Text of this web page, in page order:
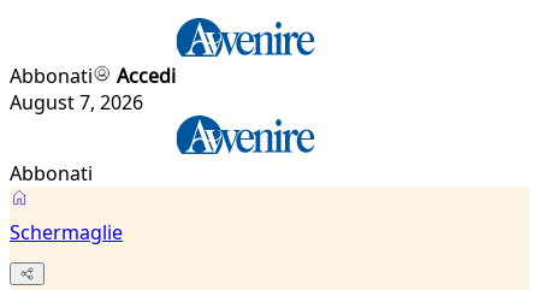
Abbonati
Accedi
August 7, 2026
Abbonati
Schermaglie